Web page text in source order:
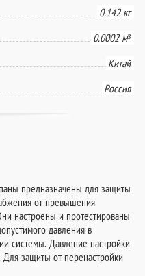
0.142 кг
0.0002 м³
Китай
Россия
предназначены для защиты
от превышения
настроены и протестированы
давления в
системы. Давление настройки
защиты от перенастройки